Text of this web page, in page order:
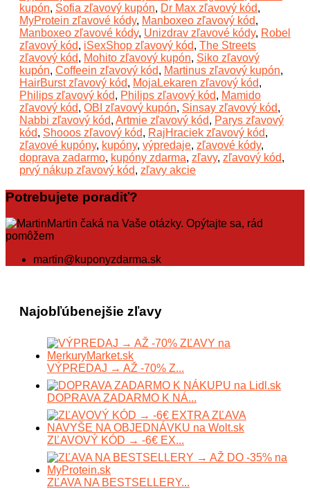
kupón, Sofia zľavový kupón, Dr Max zľavový kód,
MyProtein zľavové kódy, Manboxeo zľavový kód,
Manboxeo zľavové kódy, Unizdrav zľavové kódy, Robel
zľavový kód, iSexShop zľavový kód, The Streets
zľavový kód, Mohito zľavový kupón, Siko zľavový
kupón, Coffeein zľavový kód, Martinus zľavový kupón,
HairBurst zľavový kód, MojaLekaren zľavový kód,
Philips zľavový kód, Philips zľavový kód, Mamido
zľavový kód, OBI zľavový kupón, Sinsay zľavový kód,
Nabbi zľavový kód, Artmie zľavový kód, Parys zľavový
kód, Shooos zľavový kód, RajHraciek zľavový kód,
zľavové kupóny, kupóny, výpredaje, zľavové kódy,
doprava zadarmo, kupóny zdarma, zľavy, zľavový kód,
prvý nákup zľavový kód, zľavy akcie
Potrebujete poradiť?
Martin čaká na Vaše otázky. Opýtajte sa, rád
pomôžem
martin@kuponyzdarma.sk
Najobľúbenejšie zľavy
VÝPREDAJ → AŽ -70% Z...
DOPRAVA ZADARMO K NÁ...
ZĽAVOVÝ KÓD → -6€ EX...
ZĽAVA NA BESTSELLERY...